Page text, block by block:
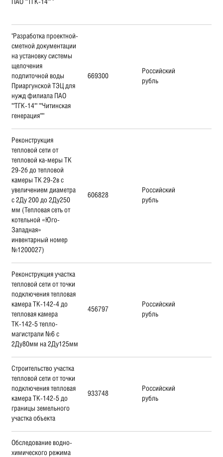
"Разработка проектной-
сметной документации
на установку системы
щелочения
подпиточной воды
Приаргунской ТЭЦ для
нужд филиала ПАО
""ТГК-14"" ""Читинская
генерация"""
669300
Российский
рубль
Реконструкция
тепловой сети от
тепловой ка-меры ТК
29-2б до тепловой
камеры ТК 29-2в с
увеличением диаметра
с 2Ду 200 до 2Ду250
мм (Тепловая сеть от
котельной «Юго-
Западная»
инвентарный номер
№1200027)
606828
Российский
рубль
Реконструкция участка
тепловой сети от точки
подключения тепловая
камера ТК-142-4 до
тепловая камера
ТК-142-5 тепло-
магистрали №6 с
2Ду80мм на 2Ду125мм
456797
Российский
рубль
Строительство участка
тепловой сети от точки
подключения тепловая
камера ТК-142-5 до
границы земельного
участка объекта
933748
Российский
рубль
Обследование водно-
химического режима